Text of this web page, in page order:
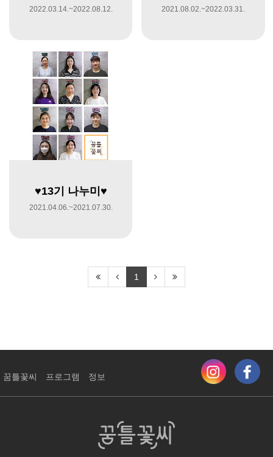
2022.03.14.~2022.08.12. 2021.08.02.~2022.03.31.
♥13기 나누미♥
2021.04.06.~2021.07.30.
1
꿈틀꽃씨 프로그램 정보